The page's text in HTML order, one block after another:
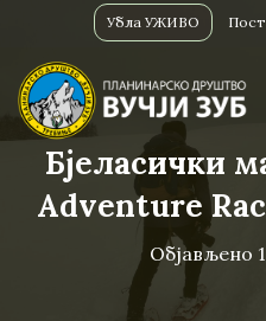
Убла УЖИВО
Бјеласички
Adventure
Објављено